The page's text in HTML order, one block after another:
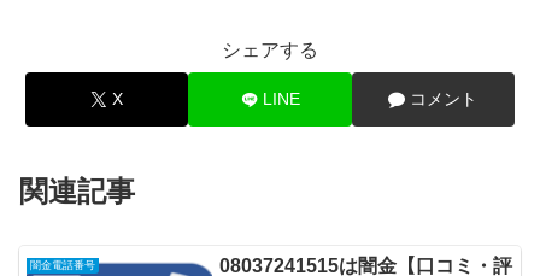
シェアする
X LINE コメント
関連記事
闇金電話番号
08037241515は闇金【口コミ・評